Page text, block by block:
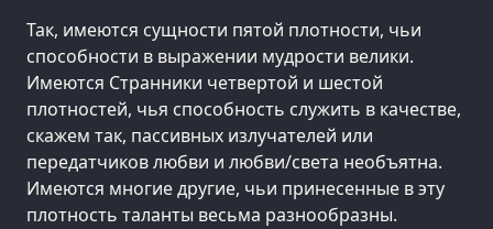
Так, имеются сущности пятой плотности, чьи
способности в выражении мудрости велики.
Имеются Странники четвертой и шестой
плотностей, чья способность служить в качестве,
скажем так, пассивных излучателей или
передатчиков любви и любви/света необъятна.
Имеются многие другие, чьи принесенные в эту
плотность таланты весьма разнообразны.